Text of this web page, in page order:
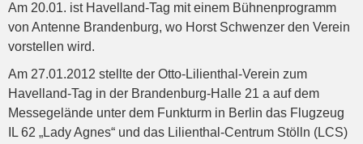
Am 20.01. ist Havelland-Tag mit einem Bühnenprogramm
von Antenne Brandenburg, wo Horst Schwenzer den Verein
vorstellen wird.
Am 27.01.2012 stellte der Otto-Lilienthal-Verein zum
Havelland-Tag in der Brandenburg-Halle 21 a auf dem
Messegelände unter dem Funkturm in Berlin das Flugzeug
IL 62 „Lady Agnes“ und das Lilienthal-Centrum Stölln (LCS)